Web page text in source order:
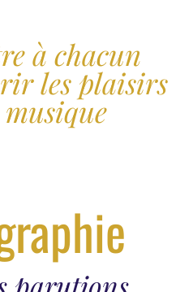
à chacun
les plaisirs